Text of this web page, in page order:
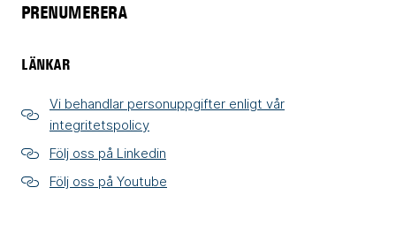
PRENUMERERA
LÄNKAR
Vi behandlar personuppgifter enligt vår
integritetspolicy
Följ oss på Linkedin
Följ oss på Youtube